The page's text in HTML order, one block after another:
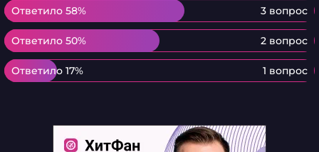
Ответило 58% 3 вопрос
Ответило 58%
Ответило 50% 2 вопрос
Ответило 50%
Ответило 17% 1 вопрос
Ответило 17%